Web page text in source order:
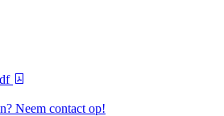
Neem contact op!